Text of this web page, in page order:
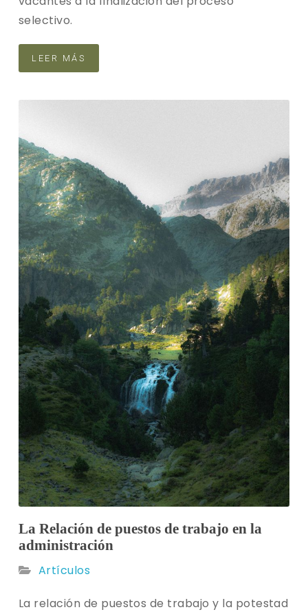
selectivo.
LEER MÁS
La Relación de puestos de trabajo en la
administración
Artículos
La relación de puestos de trabajo y la potestad